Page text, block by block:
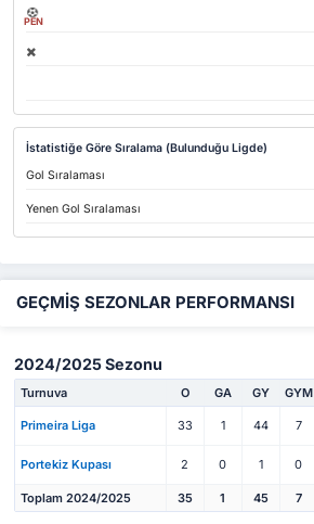
PEN
İstatistiğe Göre Sıralama (Bulunduğu Ligde)
Gol Sıralaması
Yenen Gol Sıralaması
GEÇMİŞ SEZONLAR PERFORMANSI
2024/2025 Sezonu
Turnuva O GA GY GYM
Primeira Liga 33 1 44 7
Portekiz Kupası 2 0 1 0
Toplam 2024/2025 35 1 45 7